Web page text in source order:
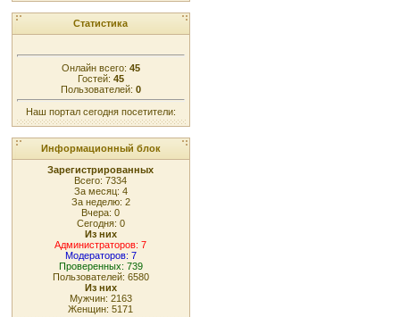
Статистика
Онлайн всего: 45
Гостей: 45
Пользователей: 0
Наш портал сегодня посетители:
Информационный блок
Зарегистрированных
Всего: 7334
За месяц: 4
За неделю: 2
Вчера: 0
Сегодня: 0
Из них
Администраторов: 7
Модераторов: 7
Проверенных: 739
Пользователей: 6580
Из них
Мужчин: 2163
Женщин: 5171